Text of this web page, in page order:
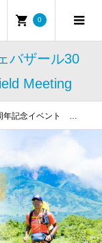
0
バザール30
Meeting
中陽希Field Meeting